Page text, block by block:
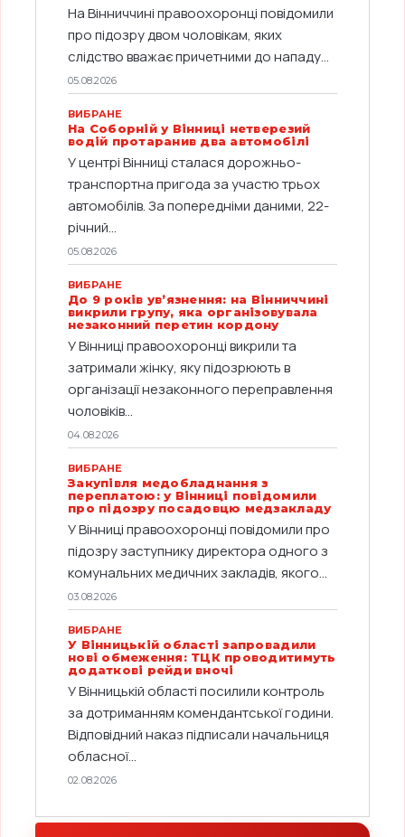
На Вінниччині правоохоронці повідомили
про підозру двом чоловікам, яких
слідство вважає причетними до нападу...
05.08.2026
ВИБРАНЕ
На Соборній у Вінниці нетверезий
водій протаранив два автомобілі
У центрі Вінниці сталася дорожньо-
транспортна пригода за участю трьох
автомобілів. За попередніми даними, 22-
річний...
05.08.2026
ВИБРАНЕ
До 9 років ув’язнення: на Вінниччині
викрили групу, яка організовувала
незаконний перетин кордону
У Вінниці правоохоронці викрили та
затримали жінку, яку підозрюють в
організації незаконного переправлення
чоловіків...
04.08.2026
ВИБРАНЕ
Закупівля медобладнання з
переплатою: у Вінниці повідомили
про підозру посадовцю медзакладу
У Вінниці правоохоронці повідомили про
підозру заступнику директора одного з
комунальних медичних закладів, якого...
03.08.2026
ВИБРАНЕ
У Вінницькій області запровадили
нові обмеження: ТЦК проводитимуть
додаткові рейди вночі
У Вінницькій області посилили контроль
за дотриманням комендантської години.
Відповідний наказ підписали начальниця
обласної...
02.08.2026